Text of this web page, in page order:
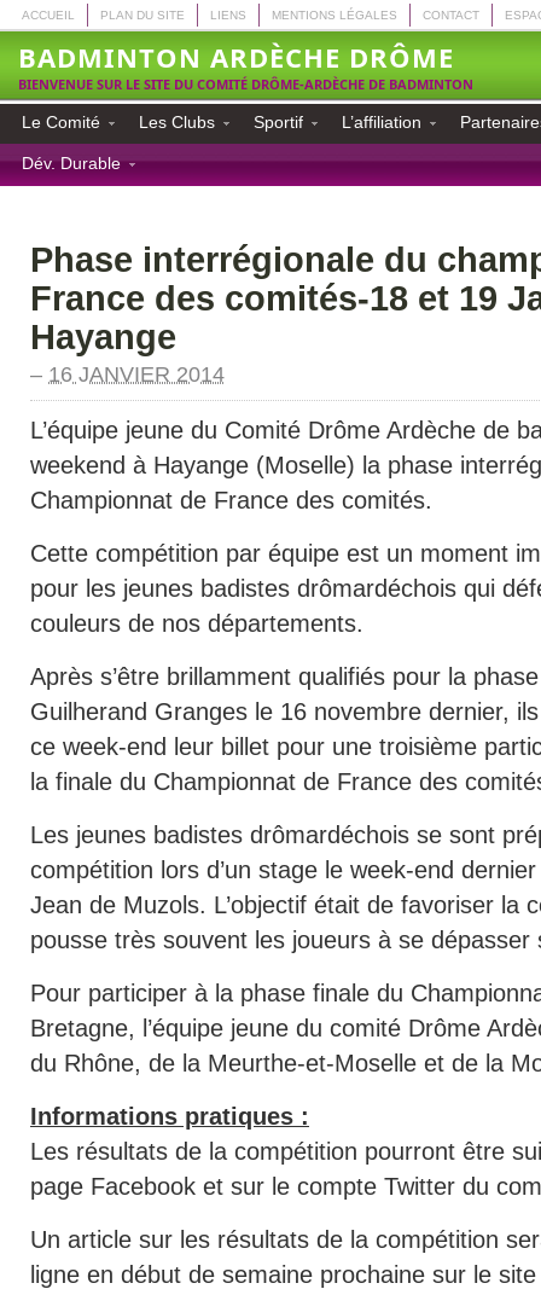
ACCUEIL PLAN DU SITE LIENS MENTIONS LÉGALES CONTACT
BADMINTON ARDÈCHE DRÔME
BIENVENUE SUR LE SITE DU COMITÉ DRÔME-ARDÈCHE DE BADMINTON
Le Comité Les Clubs Sportif L’affiliation
Dév. Durable
Phase interrégionale du
France des comités-18 et 19
Hayange
– 16 JANVIER 2014
L’équipe jeune du Comité Drôme Ardèche de
weekend à Hayange (Moselle) la phase
Championnat de France des comités.
Cette compétition par équipe est un moment
pour les jeunes badistes drômardéchois qui
couleurs de nos départements.
Après s’être brillamment qualifiés pour la
Guilherand Granges le 16 novembre dernier,
ce week-end leur billet pour une troisième
la finale du Championnat de France des
Les jeunes badistes drômardéchois se sont
compétition lors d’un stage le week-end
Jean de Muzols. L’objectif était de favoriser la
pousse très souvent les joueurs à se dépasser
Pour participer à la phase finale du
Bretagne, l’équipe jeune du comité Drôme
du Rhône, de la Meurthe-et-Moselle et de la
Informations pratiques :
Les résultats de la compétition pourront être
page Facebook et sur le compte Twitter du
Un article sur les résultats de la compétition
ligne en début de semaine prochaine sur le